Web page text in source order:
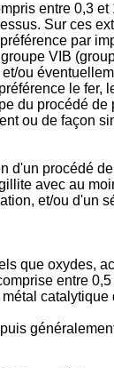
entre 0,3
Sur ces
par
VIB
ou
le
du procédé
ou de façon
procédé
avec au
et/ou d'un
que oxydes,
entre
catalytique